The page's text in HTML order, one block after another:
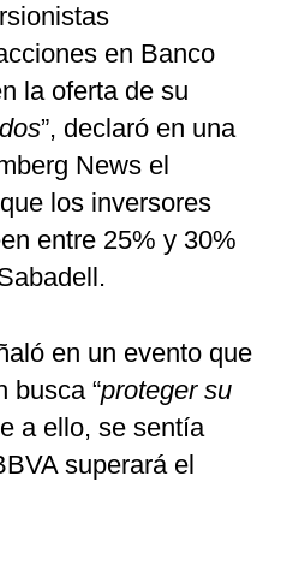
en Banco
la oferta de su
”, declaró en una
News el
los inversores
entre 25% y 30%
en un evento que
busca “proteger su
a ello, se sentía
superará el